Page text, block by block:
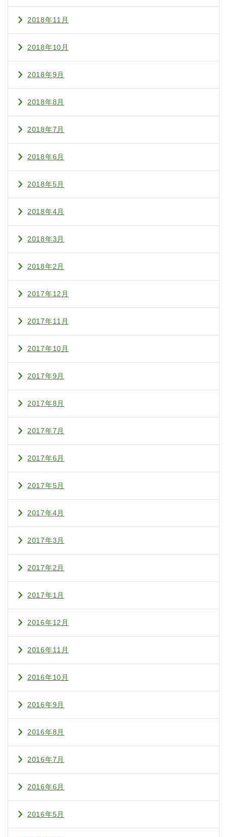
2018年11月
2018年10月
2018年9月
2018年8月
2018年7月
2018年6月
2018年5月
2018年4月
2018年3月
2018年2月
2017年12月
2017年11月
2017年10月
2017年9月
2017年8月
2017年7月
2017年6月
2017年5月
2017年4月
2017年3月
2017年2月
2017年1月
2016年12月
2016年11月
2016年10月
2016年9月
2016年8月
2016年7月
2016年6月
2016年5月